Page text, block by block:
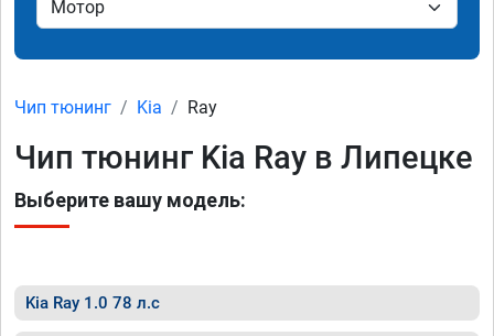
Чип тюнинг Kia Ray
Чип тюнинг Kia Ray в Липецке
Выберите вашу модель:
Kia Ray 1.0 78 л.с